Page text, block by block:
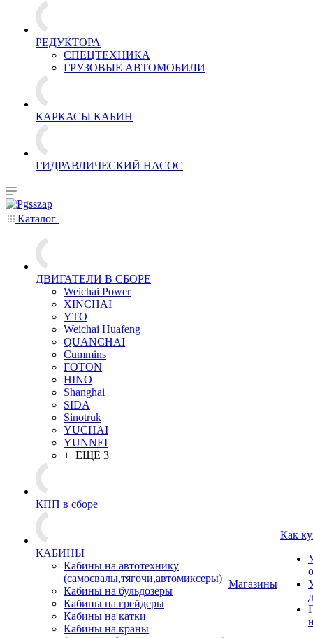
РЕДУКТОРА
СПЕЦТЕХНИКА
ГРУЗОВЫЕ АВТОМОБИЛИ
КАРКАСЫ КАБИН
ГИДРАВЛИЧЕСКИЙ НАСОС
Каталог
ДВИГАТЕЛИ В СБОРЕ
Weichai Power
XINCHAI
YTO
Weichai Huafeng
QUANCHAI
Cummins
FOTON
HINO
Shanghai
SIDA
Sinotruk
YUCHAI
YUNNEI
+ ЕЩЕ 3
КПП в сборе
КАБИНЫ
Кабины на автотехнику
(самосвалы,тягочи,автомиксеры)
Кабины на бульдозеры
Кабины на грейдеры
Кабины на катки
Кабины на краны
Магазины
Как